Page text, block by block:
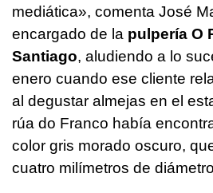
mediática», comenta José
encargado de la pulpería O
Santiago, aludiendo a lo
enero cuando ese cliente
al degustar almejas en el
rúa do Franco había
color gris morado oscuro,
cuatro milímetros de